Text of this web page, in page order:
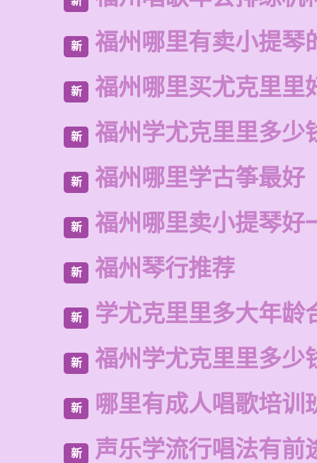
新 福州哪里有卖小提琴
新 福州哪里买尤克里里
新 福州学尤克里里多少
新 福州哪里学古筝最好
新 福州哪里卖小提琴好
新 福州琴行推荐
新 学尤克里里多大年龄
新 福州学尤克里里多少
新 哪里有成人唱歌培训
新 声乐学流行唱法有前